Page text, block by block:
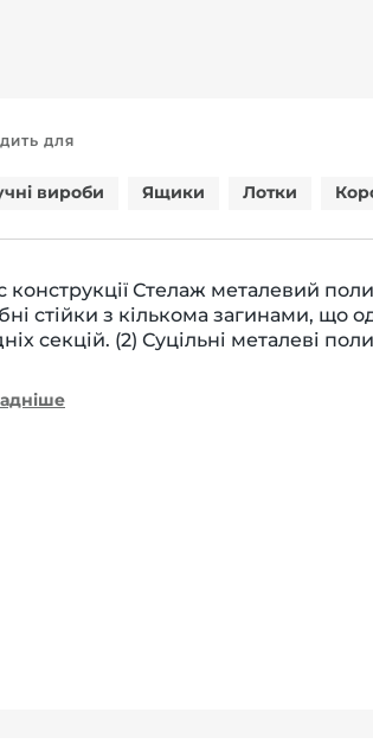
ДЛЯ
вироби Ящики Лотки
конструкції Стелаж металевий
стійки з кількома загинами, що
секцій. (2) Суцільні металеві